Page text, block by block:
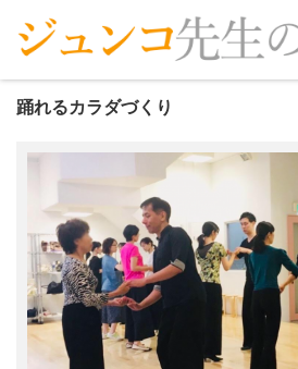
踊れるカラダづくり